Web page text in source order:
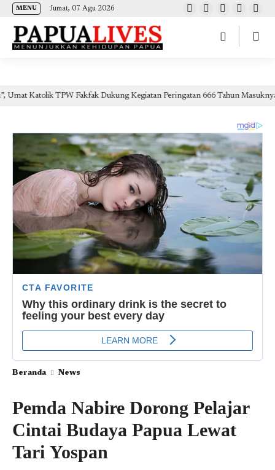
(self.SWG_BASIC = self.SWG_BASIC || []).push( basicSubscriptions => {
basicSubscriptions.init({ type: "NewsArticle", isPartOfType: ["Product"], isPartOfProductId:
MENU Jumat, 07 Agu 2026
TPW Fakfak Dukung Kegiatan Peringatan 666 Tahun Masuknya Islam
Beranda News
Pemda Nabire Dorong Pelajar
Cintai Budaya Papua Lewat
Tari Yospan